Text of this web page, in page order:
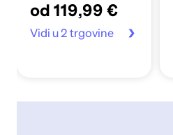
od 119,99 €
Vidi u 2 trgovine